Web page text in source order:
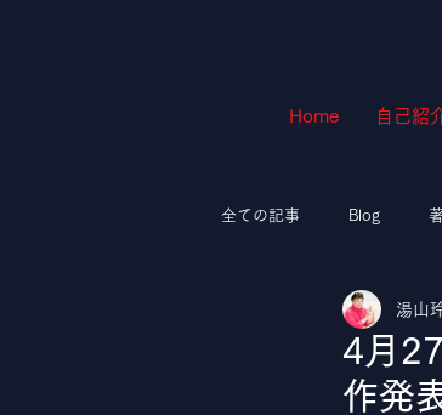
Home 自己紹
全ての記事 Blog
湯山玲子のカルチャー
4月
作発
湯山